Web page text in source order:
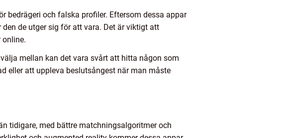
bedrägeri och falska profiler. Eftersom dessa appar
de utger sig för att vara. Det är viktigt att
mellan kan det vara svårt att hitta någon som
eller att uppleva beslutsångest när man måste
tidigare, med bättre matchningsalgoritmer och